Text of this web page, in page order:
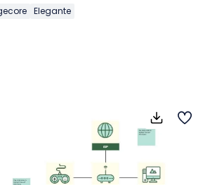
Elegante